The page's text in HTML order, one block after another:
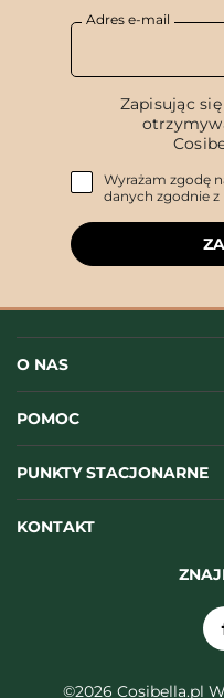
Adres e-mail
Zapisując
Wyrażam zgodę
danych zgodnie z
O NAS
POMOC
PUNKTY STACJONARNE
KONTAKT
©2026 Cosibella.pl